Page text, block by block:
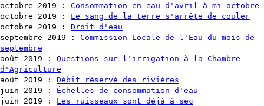
octobre 2019
:
Consommation en eau d'avril à mi-octobre
octobre 2019
:
Le sang de la terre s'arrête de couler
octobre 2019
:
Droit d'eau
septembre 2019
:
Commission Locale de l'Eau du mois de
septembre
août 2019
:
Questions sur l'irrigation à la Chambre
d'Agriculture
août 2019
:
Débit réservé des rivières
juin 2019
:
Échelles de consommation d'eau
juin 2019
:
Les ruisseaux sont déjà à sec